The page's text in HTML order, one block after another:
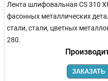
Лента шлифовальная CS 310
фасонных металлических
стали, стали, цветных
280.
ЗАКАЗАТЬ